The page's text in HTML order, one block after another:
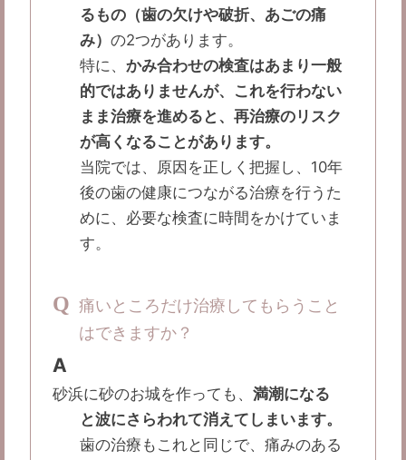
るもの（歯の欠けや破折、あごの痛
み）の2つがあります。
特に、かみ合わせの検査はあまり一般
的ではありませんが、これを行わない
まま治療を進めると、再治療のリスク
が高くなることがあります。
当院では、原因を正しく把握し、10年
後の歯の健康につながる治療を行うた
めに、必要な検査に時間をかけていま
す。
Q 痛いところだけ治療してもらうこと
はできますか？
A
砂浜に砂のお城を作っても、満潮になる
と波にさらわれて消えてしまいます。
歯の治療もこれと同じで、痛みのある